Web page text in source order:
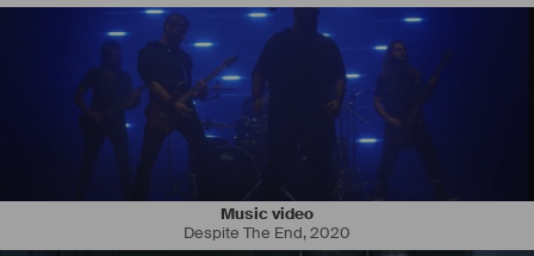
Music video
Despite The End,2020